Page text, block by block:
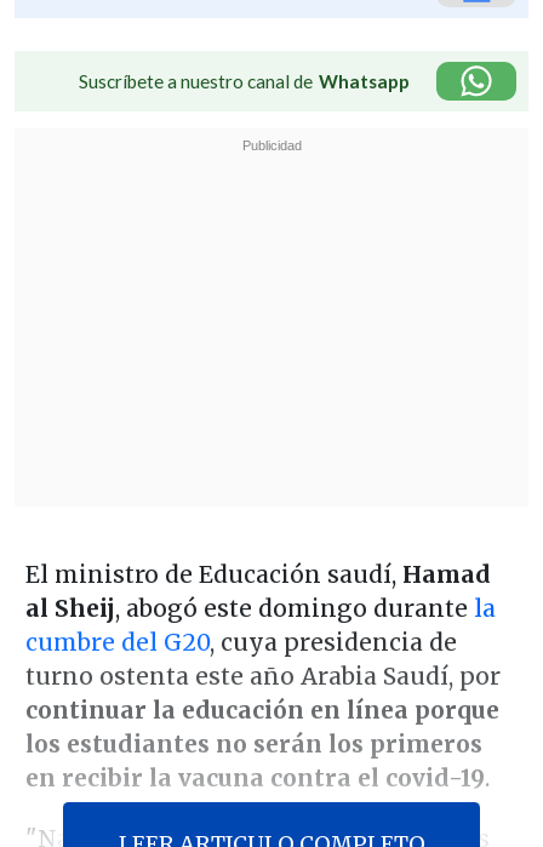
Suscríbete a nuestro canal de Whatsapp
El ministro de Educación saudí, Hamad
al Sheij, abogó este domingo durante la
cumbre del G20, cuya presidencia de
turno ostenta este año Arabia Saudí, por
continuar la educación en línea porque
los estudiantes no serán los primeros
en recibir la vacuna contra el covid-19.
"Nadie sabe cómo serán de exitosas las